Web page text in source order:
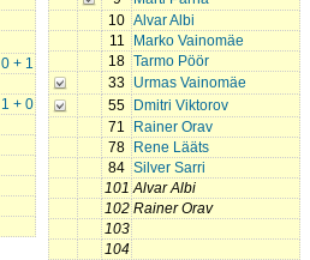
0 + 1
1 + 0
10 Alvar Albi
11
Marko Vainomäe
18 Tarmo Pöör
33 Urmas Vainomäe
55
Dmitri Viktorov
71
Rainer Orav
78
Rene Lääts
84 Silver Sarri
101 Alvar Albi
102 Rainer Orav
103
104